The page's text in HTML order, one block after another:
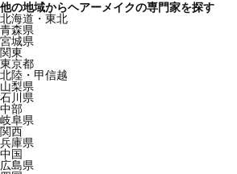
他の地域からヘアーメイクの専門家を探す
北海道・東北
青森県
宮城県
関東
東京都
北陸・甲信越
山梨県
石川県
中部
岐阜県
関西
兵庫県
中国
広島県